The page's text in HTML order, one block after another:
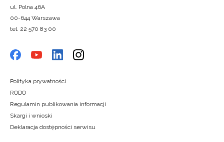
ul. Polna 46A
00-644 Warszawa
tel. 22 570 83 00
Polityka prywatności
RODO
Regulamin publikowania informacji
Skargi i wnioski
Deklaracja dostępności serwisu